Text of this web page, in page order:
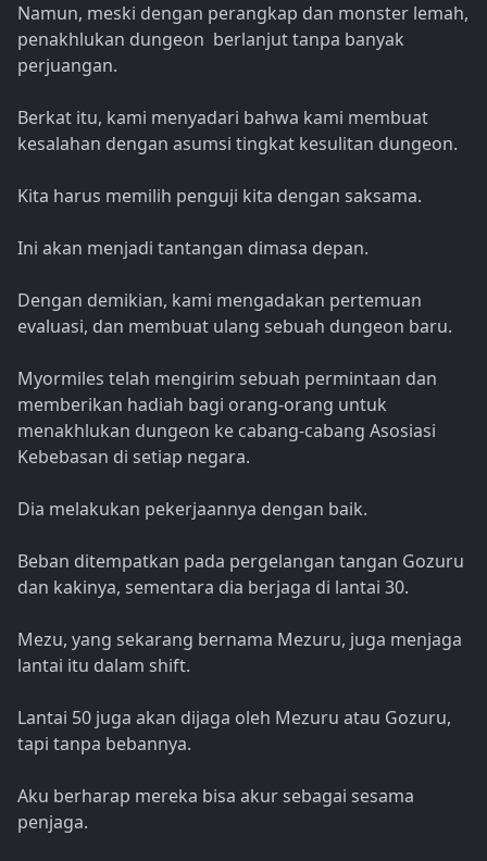
Namun, meski dengan perangkap dan monster lemah,
penakhlukan dungeon berlanjut tanpa banyak
perjuangan.
Berkat itu, kami menyadari bahwa kami membuat
kesalahan dengan asumsi tingkat kesulitan dungeon.
Kita harus memilih penguji kita dengan saksama.
Ini akan menjadi tantangan dimasa depan.
Dengan demikian, kami mengadakan pertemuan
evaluasi, dan membuat ulang sebuah dungeon baru.
Myormiles telah mengirim sebuah permintaan dan
memberikan hadiah bagi orang-orang untuk
menakhlukan dungeon ke cabang-cabang Asosiasi
Kebebasan di setiap negara.
Dia melakukan pekerjaannya dengan baik.
Beban ditempatkan pada pergelangan tangan Gozuru
dan kakinya, sementara dia berjaga di lantai 30.
Mezu, yang sekarang bernama Mezuru, juga menjaga
lantai itu dalam shift.
Lantai 50 juga akan dijaga oleh Mezuru atau Gozuru,
tapi tanpa bebannya.
Aku berharap mereka bisa akur sebagai sesama
penjaga.